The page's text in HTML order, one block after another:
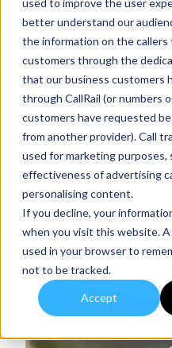
better understand our
the information on the callers
customers through the
that our business customers
through CallRail (or numbers
customers have requested
from another provider). Call
used for marketing purposes,
effectiveness of advertising
personalising content.
If you decline, your
when you visit this website.
used in your browser to
not to be tracked.
Accept
Découvrez les
d'Almath
détails sur les
guides, des
des
mises à
Filtrer par
Filtrer par auteur
Filtrer par date